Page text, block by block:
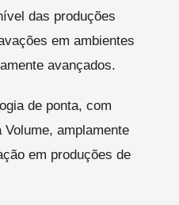
das produções
em ambientes
avançados.
de ponta, com
amplamente
em produções de